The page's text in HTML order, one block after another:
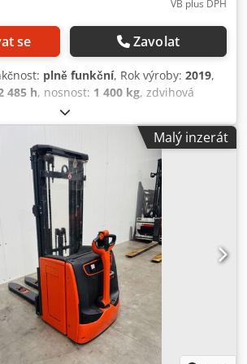
VB plus DPH
se Zavolat
plně funkční, Rok výroby: 2019,
485 h, nosnost: 1 400 kg, zdvihová
, volný zdvih:1 392 mm
triplex, stavební výška:1 920 mm,
mm , typ pohonu:
, Vysokozdvižný
600 kg Typ stožáru: Triplex Stav:
Technický stav: dobrý Pneumatiky
Pneumatiky vzadu typ: Vulkollan
Kapacita baterie: 250Ah Výrobce
PzS Rok výroby baterie: 2019 Stav
Předání s novou revizní zprávou
protokolu o zkoušce. V případě
prosím kontaktujte. Vedle tohoto
cca 150 dalších manipulačních
webové stránky fleischmann-
a financování stejně jako dodání za
zajistíme na požádání. Výkup zařízení
Malý inzerát